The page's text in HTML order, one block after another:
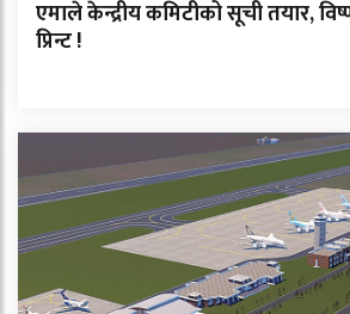
एमाले केन्द्रीय कमिटीको सूची तयार,
प्रिन्ट !